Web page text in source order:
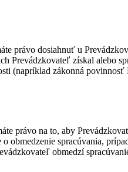
právo dosiahnuť u
Prevádzkovateľ získal alebo
(napríklad zákonná
právo na to, aby
obmedzenie spracúvania,
obmedzí